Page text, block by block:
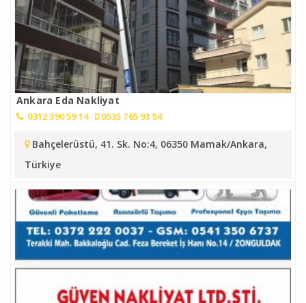
Ankara Eda Nakliyat
0312 390 59 14 0535 765 93 54
Bahçelerüstü, 41. Sk. No:4, 06350 Mamak/Ankara,
Türkiye